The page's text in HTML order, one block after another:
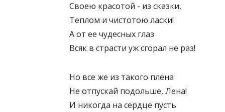
Своею красотой - из сказки,
Теплом и чистотою ласки!
А от ее чудесных глаз
Всяк в страсти уж сгорал не раз!
Но все же из такого плена
Не отпускай подольше, Лена!
И никогда на сердце пусть